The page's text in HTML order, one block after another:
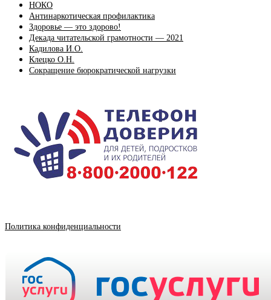
НОКО
Антинаркотическая профилактика
Здоровье — это здорово!
Декада читательской грамотности — 2021
Кадилова И.О.
Клецко О.Н.
Сокращение бюрократической нагрузки
Политика конфиденциальности